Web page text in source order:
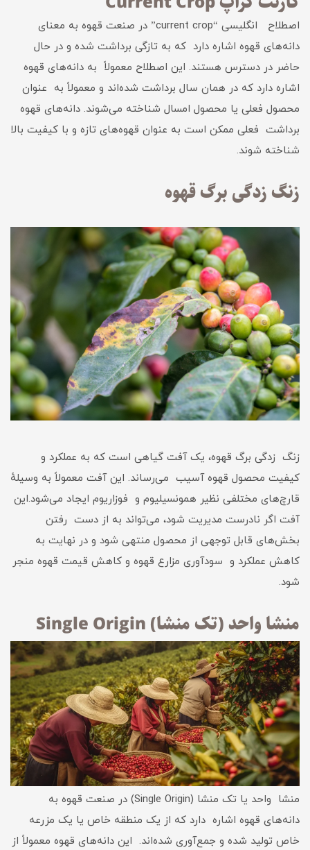
اصطلاح انگلیسی “current crop” در صنعت قهوه به معنای
دانه‌های قهوه‌ اشاره دارد که به تازگی برداشت شده و در حال
حاضر در دسترس هستند. این اصطلاح معمولاً به دانه‌های قهوه
اشاره دارد که در همان سال برداشت شده‌اند و معمولاً به عنوان
محصول فعلی یا محصول امسال شناخته می‌شوند. دانه‌های قهوه
برداشت فعلی ممکن است به عنوان قهوه‌های تازه و با کیفیت بالا
شناخته شوند.
زنگ زدگی برگ قهوه
زنگ زدگی برگ قهوه، یک آفت گیاهی است که به عملکرد و
کیفیت محصول قهوه آسیب می‌رساند. این آفت معمولاً به وسیلهٔ
قارچ‌های مختلفی نظیر همونسیلیوم و فوزاریوم ایجاد می‌شود.این
آفت اگر نادرست مدیریت شود، می‌تواند به از دست رفتن
بخش‌های قابل توجهی از محصول منتهی شود و در نهایت به
کاهش عملکرد و سودآوری مزارع قهوه و کاهش قیمت قهوه منجر
شود.
منشا واحد (تک منشا) Single Origin
منشا واحد یا تک منشا (Single Origin) در صنعت قهوه به
دانه‌های قهوه اشاره دارد که از یک منطقه خاص یا یک مزرعه
خاص تولید شده و جمع‌آوری شده‌اند. این دانه‌های قهوه معمولاً از